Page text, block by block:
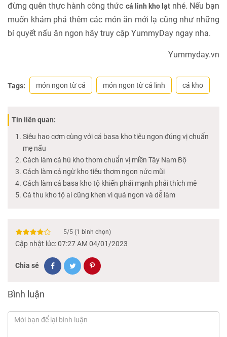
đừng quên thực hành công thức cá linh kho lạtnhé. Nếu bạn
muốn khám phá thêm các món ăn mới lạ cũng như những
bí quyết nấu ăn ngon hãy truy cập YummyDay ngay nha.
Yummyday.vn
Tags: món ngon từ cá món ngon từ cá linh cá kho
Tin liên quan:
Siêu hao cơm cùng với cá basa kho tiêu ngon đúng vị chuẩn
mẹ nấu
Cách làm cá hú kho thơm chuẩn vị miền Tây Nam Bộ
Cách làm cá ngừ kho tiêu thơm ngon nức mũi
Cách làm cá basa kho tộ khiến phái mạnh phải thích mê
Cá thu kho tộ ai cũng khen vì quá ngon và dễ làm
5/5 (1 bình chọn)
Cập nhật lúc: 07:27 AM 04/01/2023
Chia sẻ
Bình luận